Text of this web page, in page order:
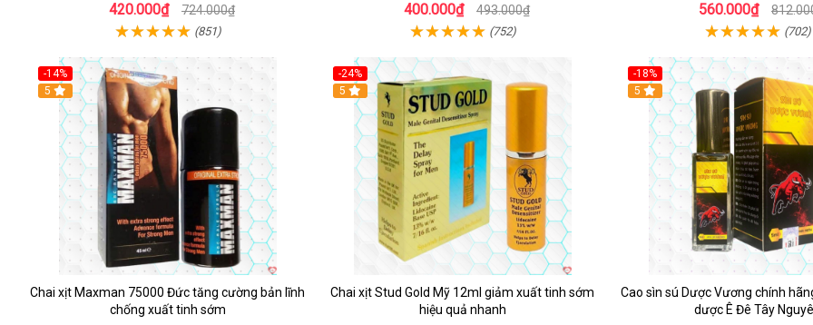
420.000₫ 724.000₫
(851)
400.000₫ 493.000₫
(752)
560.000₫
(702)
-14%
5
Chai xịt Maxman 75000 Đức tăng cường bản lĩnh
chống xuất tinh sớm
-24%
5
Chai xịt Stud Gold Mỹ 12ml giảm xuất tinh sớm
hiệu quả nhanh
-18%
5
Cao sìn sú Dược Vương chính
dược Ê Đê Tây